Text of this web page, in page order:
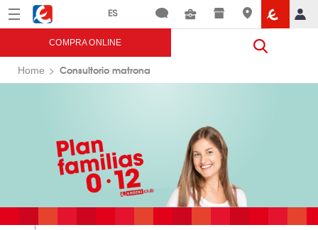
Menú Eroski
COMPRA ONLINE
Home Consultorio matrona